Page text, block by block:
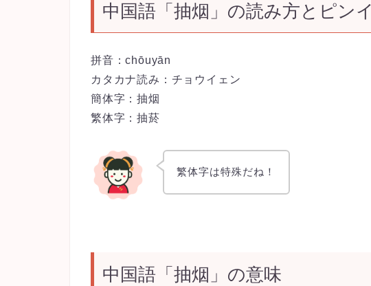
中国語「抽烟」の読み方とピン
拼音：chōuyān
カタカナ読み：チョウイェン
簡体字：抽烟
繁体字：抽菸
繁体字は特殊だね！
中国語「抽烟」の意味